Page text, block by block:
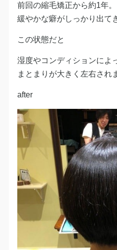
前回の縮毛矯正から約1年。
緩やかな癖がしっかり出て
この状態だと
湿度やコンディションによ
まとまりが大きく左右され
after